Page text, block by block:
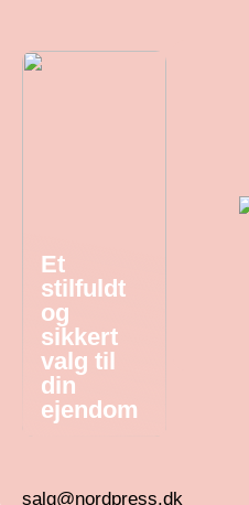
Et
stilfuldt
og
sikkert
valg til
din
ejendom
salg@nordpress.dk